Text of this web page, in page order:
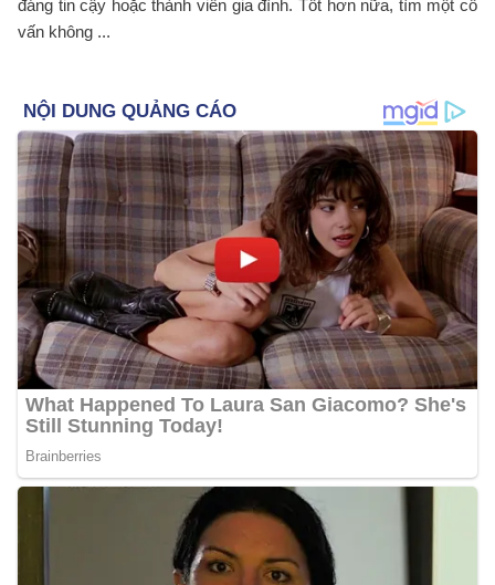
đáng tin cậy hoặc thành viên gia đình. Tốt hơn nữa, tìm một cố
vấn không ...